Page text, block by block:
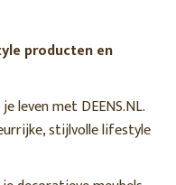
producten en
leven met DEENS.NL.
stijlvolle lifestyle